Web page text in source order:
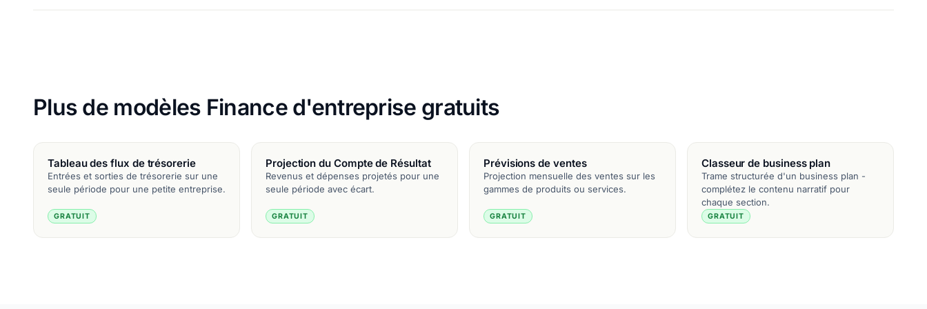
Plus de modèles Finance d'entreprise gratuits
Tableau des flux de trésorerie
Entrées et sorties de trésorerie sur une
seule période pour une petite entreprise.
GRATUIT
Projection du Compte de Résultat
Revenus et dépenses projetés pour une
seule période avec écart.
GRATUIT
Prévisions de ventes
Projection mensuelle des ventes sur les
gammes de produits ou services.
GRATUIT
Classeur de business plan
Trame structurée d'un business plan -
complétez le contenu narratif pour
chaque section.
GRATUIT